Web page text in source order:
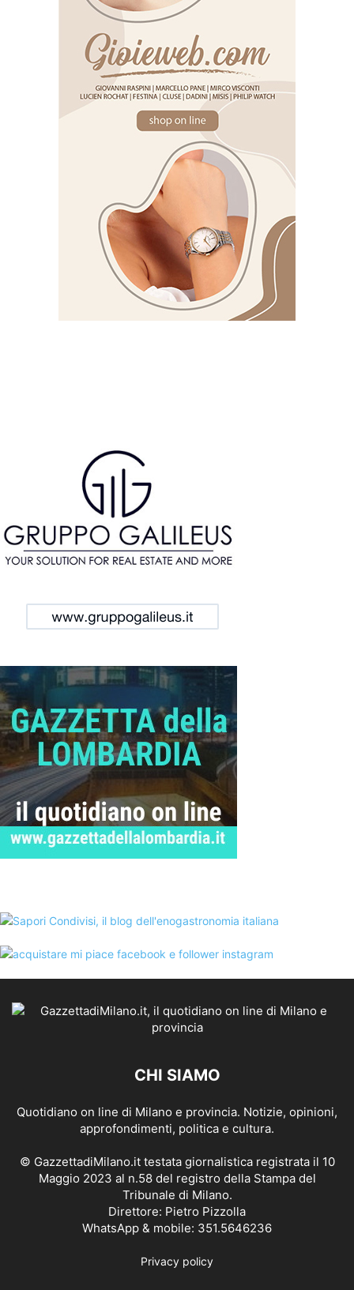
CHI SIAMO
Quotidiano on line di Milano e provincia. Notizie, opinioni,
approfondimenti, politica e cultura.
© GazzettadiMilano.it testata giornalistica registrata il 10
Maggio 2023 al n.58 del registro della Stampa del
Tribunale di Milano.
Direttore: Pietro Pizzolla
WhatsApp & mobile: 351.5646236
Privacy policy